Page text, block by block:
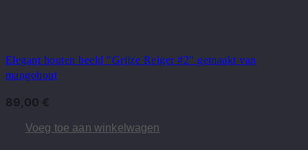
Elegant houten beeld "Grijze Reiger #2" gemaakt van
mangohout
89,00 €
Voeg toe aan winkelwagen